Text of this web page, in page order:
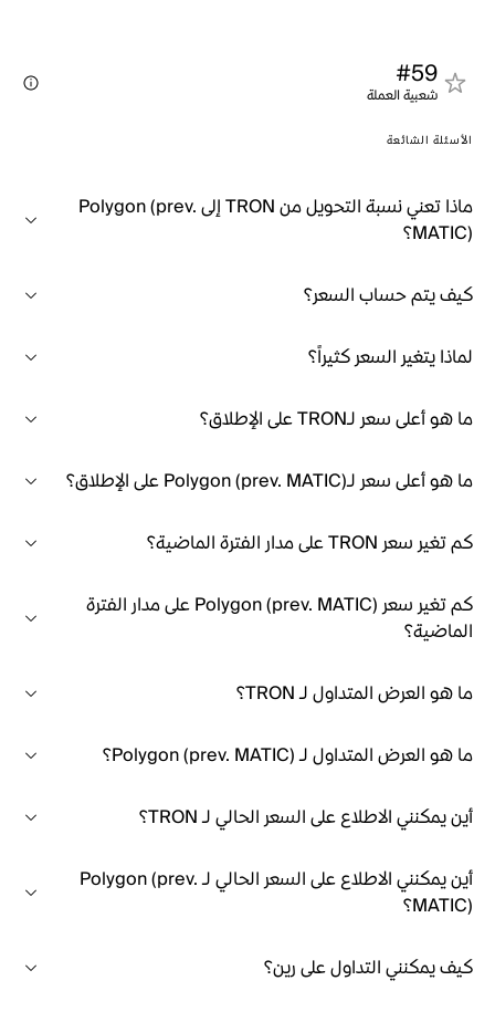
#59
شعبية العملة
الأسئلة الشائعة
ماذا تعني نسبة التحويل من TRON إلى Polygon (prev.
MATIC)؟
كيف يتم حساب السعر؟
لماذا يتغير السعر كثيراً؟
ما هو أعلى سعر لـTRON على الإطلاق؟
ما هو أعلى سعر لـPolygon (prev. MATIC) على الإطلاق؟
كم تغير سعر TRON على مدار الفترة الماضية؟
كم تغير سعر Polygon (prev. MATIC) على مدار الفترة
الماضية؟
ما هو العرض المتداول لـ TRON؟
ما هو العرض المتداول لـ Polygon (prev. MATIC)؟
أين يمكنني الاطلاع على السعر الحالي لـ TRON؟
أين يمكنني الاطلاع على السعر الحالي لـ Polygon (prev.
MATIC)؟
كيف يمكنني التداول على رين؟